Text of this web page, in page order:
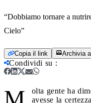
“Dobbiamo tornare a
Cielo”
Copia il link Archivia
Condividi su :
olta gente ha
avesse la